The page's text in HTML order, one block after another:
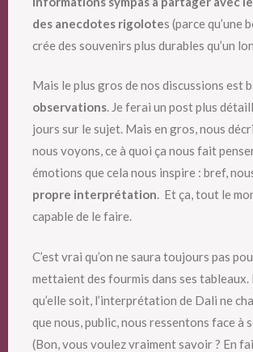
des anecdotes rigolotes (parce qu’une
crée des souvenirs plus durables qu’un
Mais le plus gros de nos discussions est
observations. Je ferai un post plus
jours sur le sujet. Mais en gros, nous
nous voyons, ce à quoi ça nous fait
émotions que cela nous inspire : bref,
propre interprétation. Et ça, tout le
capable de le faire.
C’est vrai qu’on ne saura toujours pas
mettaient des fourmis dans ses tableaux.
qu’elle soit, l’interprétation de Dali ne
que nous, public, nous ressentons face à
(Bon, vous voulez vraiment savoir ? En